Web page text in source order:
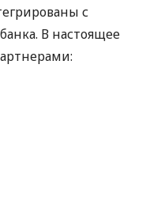
с
В настоящее